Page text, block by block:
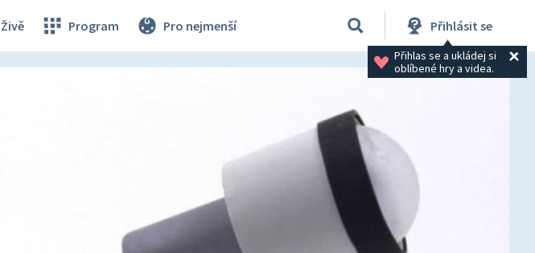
Živě Program Pro nejmenší Přihlásit se
Přihlas se a ukládej si
oblíbené hry a videa.